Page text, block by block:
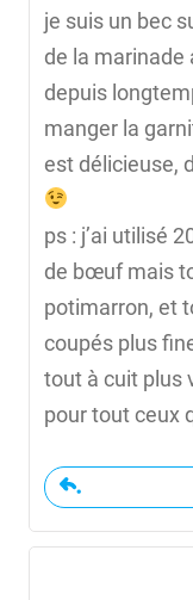
je suis un bec
de la marinade
depuis
manger la
est délicieuse,
ps : j’ai utilisé
de bœuf mais
potimarron, et
coupés plus
tout à cuit plus
pour tout ceux